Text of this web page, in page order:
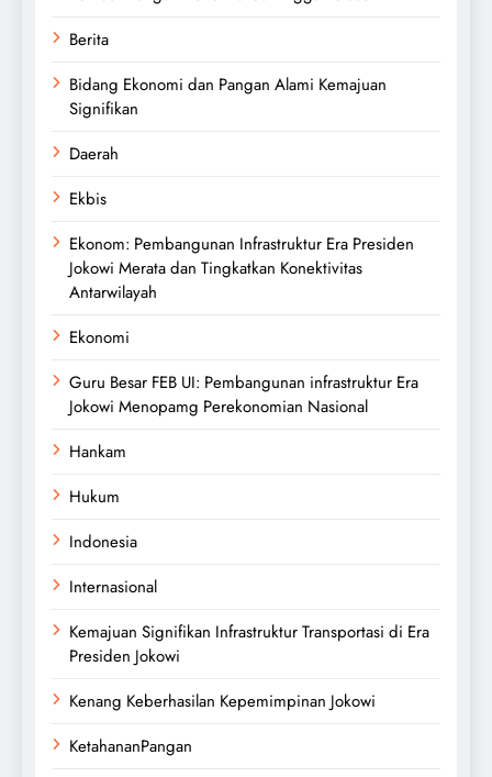
Berita
Bidang Ekonomi dan Pangan Alami Kemajuan
Signifikan
Daerah
Ekbis
Ekonom: Pembangunan Infrastruktur Era Presiden
Jokowi Merata dan Tingkatkan Konektivitas
Antarwilayah
Ekonomi
Guru Besar FEB UI: Pembangunan infrastruktur Era
Jokowi Menopamg Perekonomian Nasional
Hankam
Hukum
Indonesia
Internasional
Kemajuan Signifikan Infrastruktur Transportasi di Era
Presiden Jokowi
Kenang Keberhasilan Kepemimpinan Jokowi
KetahananPangan